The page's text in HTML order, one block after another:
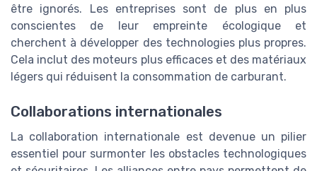
être ignorés. Les entreprises sont de plus en plus
conscientes de leur empreinte écologique et
cherchent à développer des technologies plus propres.
Cela inclut des moteurs plus efficaces et des matériaux
légers qui réduisent la consommation de carburant.
Collaborations internationales
La collaboration internationale est devenue un pilier
essentiel pour surmonter les obstacles technologiques